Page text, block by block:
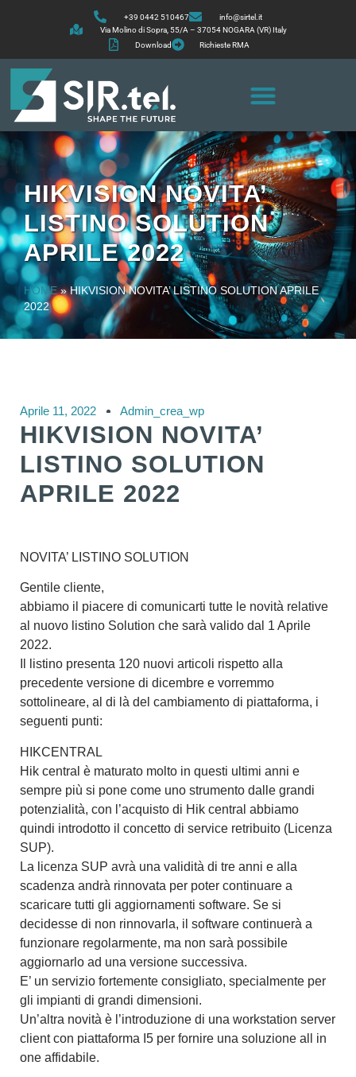
+39 0442 510467
info@sirtel.it
Via Molino di Sopra, 55/A – 37054 NOGARA (VR) Italy
Download
Richieste RMA
HIKVISION NOVITA’
LISTINO SOLUTION
APRILE 2022
HOME»HIKVISION NOVITA’ LISTINO SOLUTION APRILE
2022
Aprile 11, 2022 Admin_crea_wp
HIKVISION NOVITA’
LISTINO SOLUTION
APRILE 2022
NOVITA’ LISTINO SOLUTION
Gentile cliente,
abbiamo il piacere di comunicarti tutte le novità relative
al nuovo listino Solution che sarà valido dal 1 Aprile
2022.
Il listino presenta 120 nuovi articoli rispetto alla
precedente versione di dicembre e vorremmo
sottolineare, al di là del cambiamento di piattaforma, i
seguenti punti:
HIKCENTRAL
Hik central è maturato molto in questi ultimi anni e
sempre più si pone come uno strumento dalle grandi
potenzialità, con l’acquisto di Hik central abbiamo
quindi introdotto il concetto di service retribuito (Licenza
SUP).
La licenza SUP avrà una validità di tre anni e alla
scadenza andrà rinnovata per poter continuare a
scaricare tutti gli aggiornamenti software. Se si
decidesse di non rinnovarla, il software continuerà a
funzionare regolarmente, ma non sarà possibile
aggiornarlo ad una versione successiva.
E’ un servizio fortemente consigliato, specialmente per
gli impianti di grandi dimensioni.
Un’altra novità è l’introduzione di una workstation server
client con piattaforma I5 per fornire una soluzione all in
one affidabile.